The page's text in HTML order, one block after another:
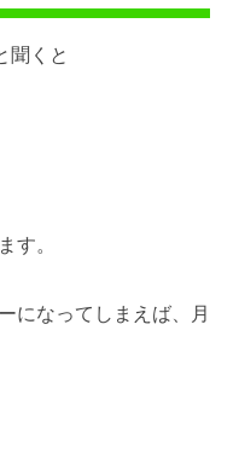
聞くと
す。
になってしまえば、月